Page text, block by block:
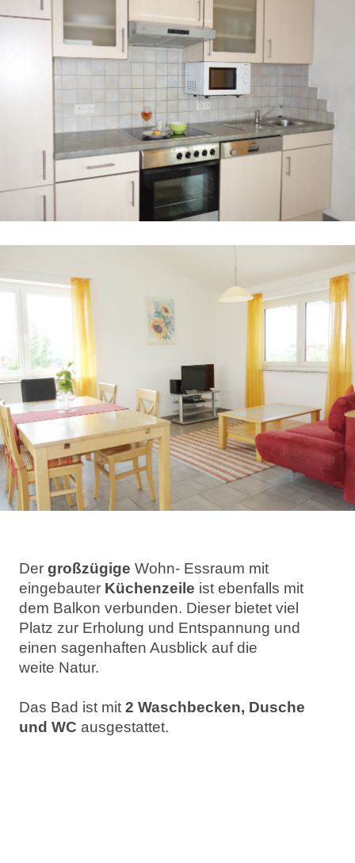
Der großzügige Wohn- Essraum mit
eingebauter Küchenzeile ist ebenfalls mit
dem Balkon verbunden. Dieser bietet viel
Platz zur Erholung und Entspannung und
einen sagenhaften Ausblick auf die
weite Natur.
Das Bad ist mit 2 Waschbecken, Dusche
und WC ausgestattet.